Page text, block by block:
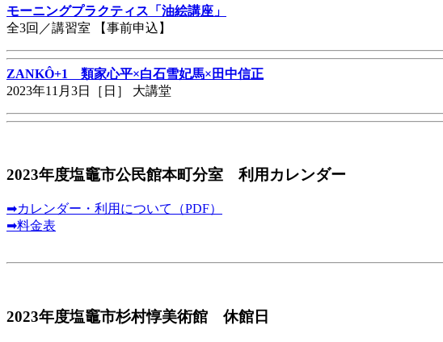
モーニングプラクティス「油絵講座」
全3回／講習室 【事前申込】
ZANKÔ+1 類家心平×白石雪妃馬×田中信正
2023年11月3日［日］ 大講堂
2023年度塩竈市公民館本町分室 利用カレンダー
➡カレンダー・利用について（PDF）
➡料金表
2023年度塩竈市杉村惇美術館 休館日